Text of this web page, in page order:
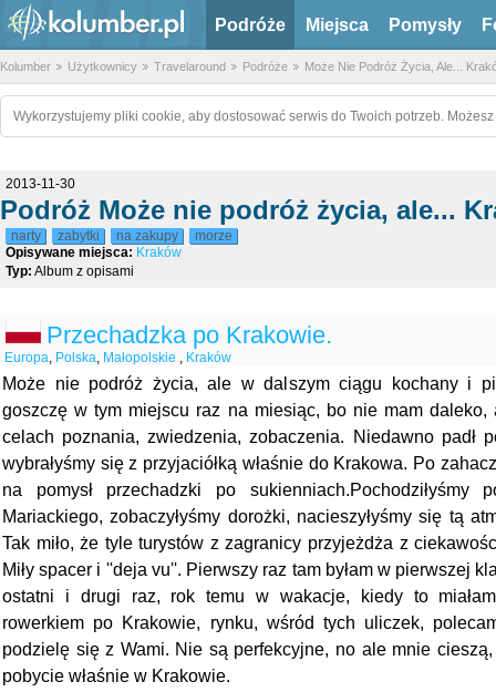
Podróże Miejsca Pomysły
Kolumber Użytkownicy Travelaround Podróże Może Nie Podróż Życia, Ale...
Wykorzystujemy pliki cookie, aby dostosować serwis do Twoich potrzeb.
2013-11-30
Podróż Może nie podróż życia, ale...
narty zabytki na zakupy
morze
Opisywane miejsca: Kraków
Typ: Album z opisami
Przechadzka po Krakowie.
Europa, Polska, Małopolskie , Kraków
Może nie podróż życia, ale w dalszym ciągu kochany i
goszczę w tym miejscu raz na miesiąc, bo nie mam
celach poznania, zwiedzenia, zobaczenia. Niedawno padł
wybrałyśmy się z przyjaciółką właśnie do Krakowa. Po
na pomysł przechadzki po sukienniach.Pochodziłyśmy
Mariackiego, zobaczyłyśmy dorożki, nacieszyłyśmy się tą
Tak miło, że tyle turystów z zagranicy przyjeżdża z
Miły spacer i ''deja vu''. Pierwszy raz tam byłam w pierwszej
ostatni i drugi raz, rok temu w wakacje, kiedy to
rowerkiem po Krakowie, rynku, wśród tych uliczek,
podzielę się z Wami. Nie są perfekcyjne, no ale mnie
pobycie właśnie w Krakowie.